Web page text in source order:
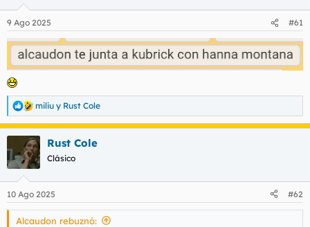
e
s
:
9 Ago 2025 #61
R
e
c
i
e
s
miliu y Rust Cole
Rust Cole
Clásico
10 Ago 2025 #62
Alcaudon rebuznó: